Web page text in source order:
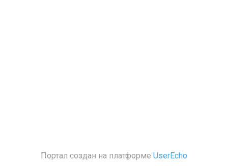
Портал создан на платформе UserEcho